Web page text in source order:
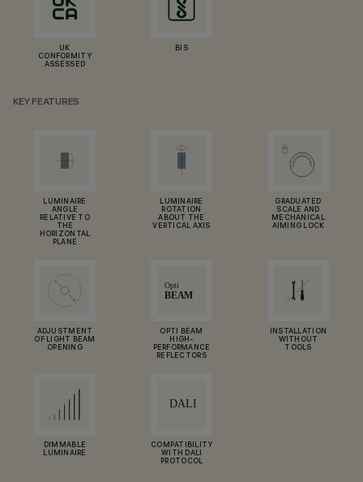
UK
CONFORMITY
ASSESSED
BIS
KEY FEATURES
LUMINAIRE
ANGLE
RELATIVE TO
THE
HORIZONTAL
PLANE
LUMINAIRE
ROTATION
ABOUT THE
VERTICAL AXIS
GRADUATED
SCALE AND
MECHANICAL
AIMING LOCK
ADJUSTMENT
OF LIGHT BEAM
OPENING
OPTI BEAM
HIGH-
PERFORMANCE
REFLECTORS
INSTALLATION
WITHOUT
TOOLS
DIMMABLE
LUMINAIRE
COMPATIBILITY
WITH DALI
PROTOCOL